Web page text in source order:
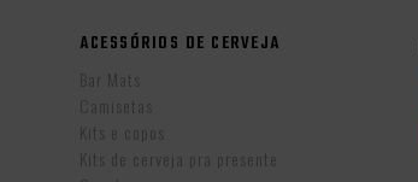
ACESSÓRIOS DE CERVEJA
Bar Mats
Camisetas
Kits e copos
Kits de cerveja pra presente